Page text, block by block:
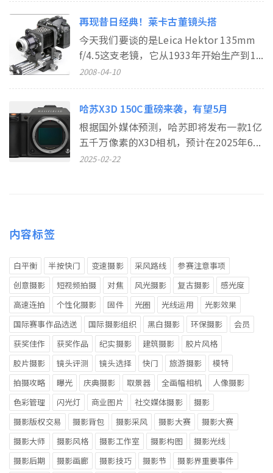
再现昔日经典！莱卡古董镜头搭
今天我们要谈的是Leica Hektor 135mm
f/4.5这支老镜，它从1933年开始生产到1...
2008-04-10
哈苏X3D 150C重磅来袭，有望5月
根据国外媒体预测，哈苏即将发布一款1亿
五千万像素的X3D相机，预计在2025年6...
2025-02-22
内容标签
白平衡 半按快门 变速摄影 采风路线
参赛注意事项
创意摄影
短视频拍摄 对焦 风光摄影 复古摄影
感光度
高速连拍
个性化摄影 固件 光圈 光线运用
光影效果
国际赛事作品选送
国际摄影组织 黑白摄影 环保摄影
会员
获奖佳作
获奖作品 纪实摄影 建筑摄影
胶片风格
胶片摄影
镜头评测 镜头选择 快门 旅游摄影
模特
拍摄攻略
曝光 庆典摄影 取景器 全画幅相机
人像摄影
色彩管理
闪光灯 商业图片 社交媒体摄影
摄影
摄影版权交易
摄影背包 摄影采风 摄影大赛
摄影大赛
摄影大师
摄影风格 摄影工作室 摄影构图
摄影光线
摄影后期
摄影画廊 摄影技巧 摄影节
摄影界重要事件